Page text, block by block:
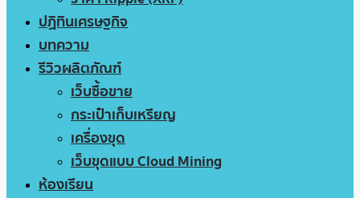
ปฏิทินเศรษฐกิจ
บทความ
รีวิวผลิตภัณฑ์
เว็บซื้อขาย
กระเป๋าเก็บเหรียญ
เครื่องขุด
เว็บขุดแบบ Cloud Mining
ห้องเรียน